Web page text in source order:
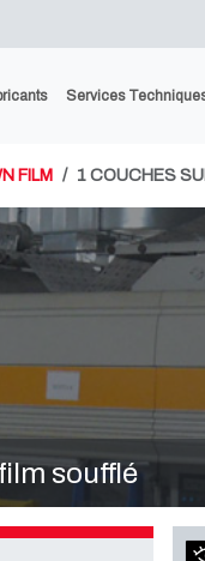
Services
FILM 1 COUCHES
soufflé